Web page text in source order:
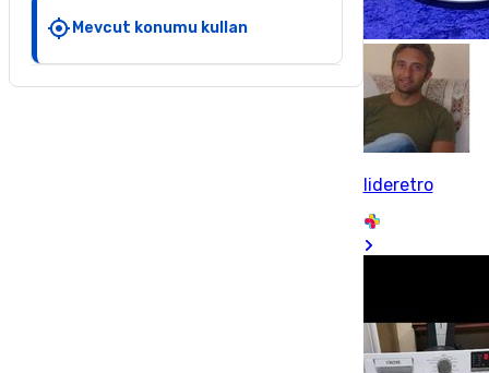
Mevcut konumu kullan
lideretro